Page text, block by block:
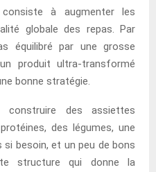
à augmenter les
globale des repas. Par
équilibré par une grosse
produit ultra-transformé
bonne stratégie.
des assiettes
des légumes, une
besoin, et un peu de bons
structure qui donne la